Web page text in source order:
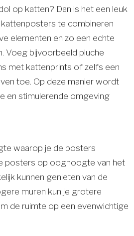
op katten? Dan is het een leuk
te combineren
elementen en zo een echte
Voeg bijvoorbeeld pluche
met kattenprints of zelfs een
toe. Op deze manier wordt
en stimulerende omgeving
waarop je de posters
posters op ooghoogte van het
kunnen genieten van de
muren kun je grotere
de ruimte op een evenwichtige